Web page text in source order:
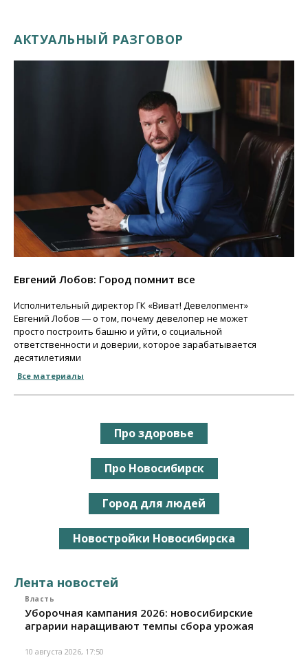
АКТУАЛЬНЫЙ РАЗГОВОР
Евгений Лобов: Город помнит все
Исполнительный директор ГК «Виват! Девелопмент»
Евгений Лобов ― о том, почему девелопер не может
просто построить башню и уйти, о социальной
ответственности и доверии, которое зарабатывается
десятилетиями
Все материалы
Про здоровье
Про Новосибирск
Город для людей
Новостройки Новосибирска
Лента новостей
Власть
Уборочная кампания 2026: новосибирские
аграрии наращивают темпы сбора урожая
10 августа 2026, 17:50